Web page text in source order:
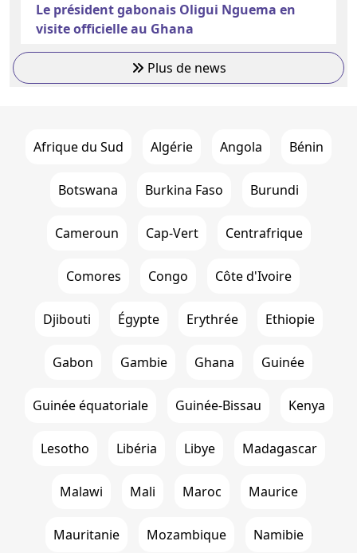
Le président gabonais Oligui Nguema en
visite officielle au Ghana
Plus de news
Afrique du Sud Algérie Angola Bénin
Botswana Burkina Faso Burundi
Cameroun Cap-Vert Centrafrique
Comores Congo Côte d'Ivoire
Djibouti Égypte Erythrée Ethiopie
Gabon Gambie Ghana Guinée
Guinée équatoriale Guinée-Bissau Kenya
Lesotho Libéria Libye Madagascar
Malawi Mali Maroc Maurice
Mauritanie Mozambique Namibie